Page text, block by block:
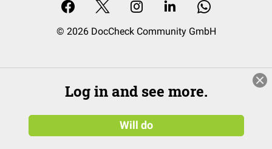
© 2026 DocCheck Community GmbH
Log in and see more.
Will do